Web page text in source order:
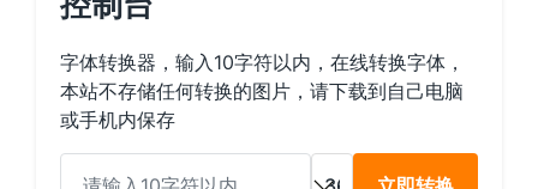
字体转换器，输入10字符以内，在线转换字体，
本站不存储任何转换的图片，请下载到自己电脑
或手机内保存